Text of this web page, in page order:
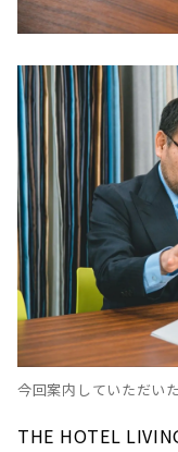
今回案内していただい
THE HOTEL